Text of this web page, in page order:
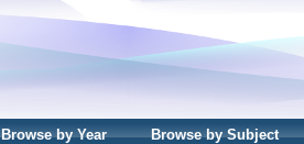
Browse by Year Browse by Subject